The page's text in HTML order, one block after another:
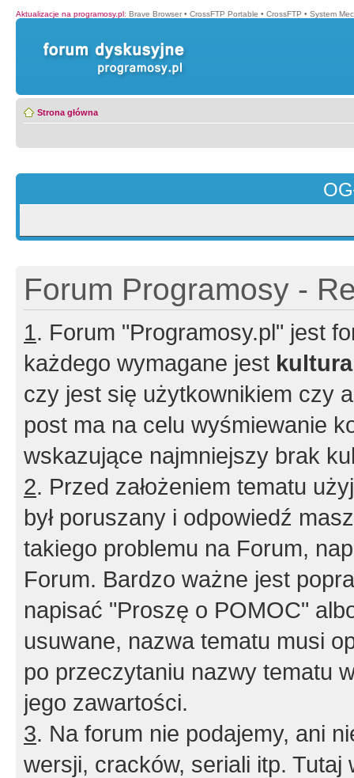
Aktualizacje na programosy.pl: Brave Browser • CrossFTP Portable • CrossFTP • System
Strona główna
Forum Programosy -
1. Forum "Programosy.pl" jest
każdego wymagane jest
czy jest się użytkownikiem czy
post ma na celu wyśmiewanie
wskazujące najmniejszy brak
2. Przed założeniem tematu
był poruszany i odpowiedź
takiego problemu na Forum,
Forum. Bardzo ważne jest
napisać "Proszę o POMOC"
usuwane, nazwa tematu musi
po przeczytaniu nazwy tematu
jego zawartości.
3. Na forum nie podajemy, ani
wersji, cracków, seriali itp. Tutaj